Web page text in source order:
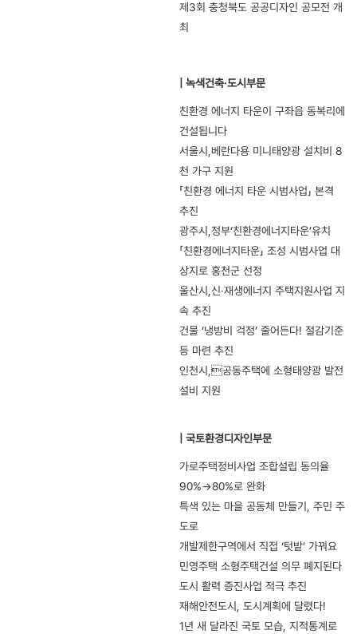
제3회 충청북도 공공디자인 공모전 개
최
| 녹색건축·도시부문
친환경 에너지 타운이 구좌읍 동복리에
건설됩니다
서울시,베란다용 미니태양광 설치비 8
천 가구 지원
「친환경 에너지 타운 시범사업」 본격
추진
광주시,정부‘친환경에너지타운’유치
「친환경에너지타운」 조성 시범사업 대
상지로 홍천군 선정
울산시,신·재생에너지 주택지원사업 지
속 추진
건물 ‘냉방비 걱정’ 줄어든다! 절감기준
등 마련 추진
인천시,공동주택에 소형태양광 발전
설비 지원
| 국토환경디자인부문
가로주택정비사업 조합설립 동의율
90%→80%로 완화
특색 있는 마을 공동체 만들기, 주민 주
도로
개발제한구역에서 직접 ‘텃밭’ 가꿔요
민영주택 소형주택건설 의무 폐지된다
도시 활력 증진사업 적극 추진
재해안전도시, 도시계획에 달렸다!
1년 새 달라진 국토 모습, 지적통계로